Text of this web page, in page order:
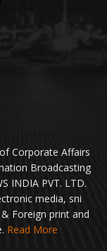
Corporate Affairs
Broadcasting
INDIA PVT. LTD.
media, sni
Foreign print and
Read More